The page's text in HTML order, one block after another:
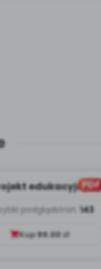
PDF
edukacyjny
podglądstron: 143
Kup99.00zł